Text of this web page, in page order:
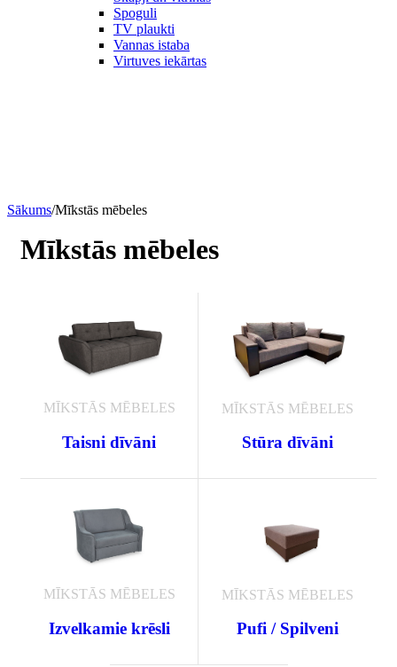
Spoguli
TV plaukti
Vannas istaba
Virtuves iekārtas
Sākums/Mīkstās mēbeles
Mīkstās mēbeles
MĪKSTĀS MĒBELES
Taisni dīvāni
MĪKSTĀS MĒBELES
Stūra dīvāni
MĪKSTĀS MĒBELES
Izvelkamie krēsli
MĪKSTĀS MĒBELES
Pufi / Spilveni